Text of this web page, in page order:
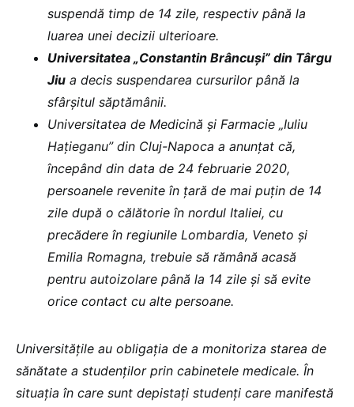
suspendă timp de 14 zile, respectiv până la
luarea unei decizii ulterioare.
Universitatea „Constantin Brâncuși” din Târgu
Jiu a decis suspendarea cursurilor până la
sfârșitul săptămânii.
Universitatea de Medicină și Farmacie „Iuliu
Hațieganu” din Cluj-Napoca a anunțat că,
începând din data de 24 februarie 2020,
persoanele revenite în țară de mai puțin de 14
zile după o călătorie în nordul Italiei, cu
precădere în regiunile Lombardia, Veneto și
Emilia Romagna, trebuie să rămână acasă
pentru autoizolare până la 14 zile şi să evite
orice contact cu alte persoane.
Universitățile au obligația de a monitoriza starea de
sănătate a studenților prin cabinetele medicale. În
situația în care sunt depistați studenți care manifestă